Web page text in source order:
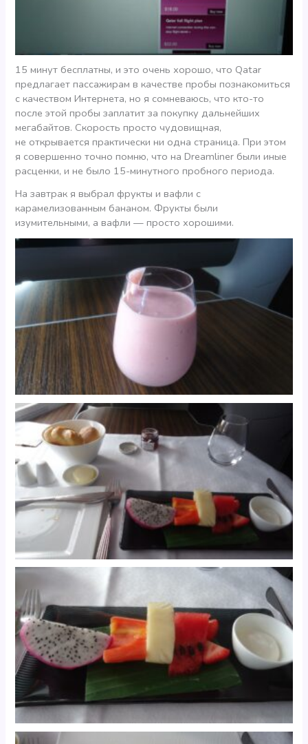
15 минут бесплатны, и это очень хорошо, что Qatar
предлагает пассажирам в качестве пробы познакомиться
с качеством Интернета, но я сомневаюсь, что кто-то
после этой пробы заплатит за покупку дальнейших
мегабайтов. Скорость просто чудовищная,
не открывается практически ни одна страница. При этом
я совершенно точно помню, что на Dreamliner были иные
расценки, и не было 15-минутного пробного периода.
На завтрак я выбрал фрукты и вафли с
карамелизованным бананом. Фрукты были
изумительными, а вафли — просто хорошими.